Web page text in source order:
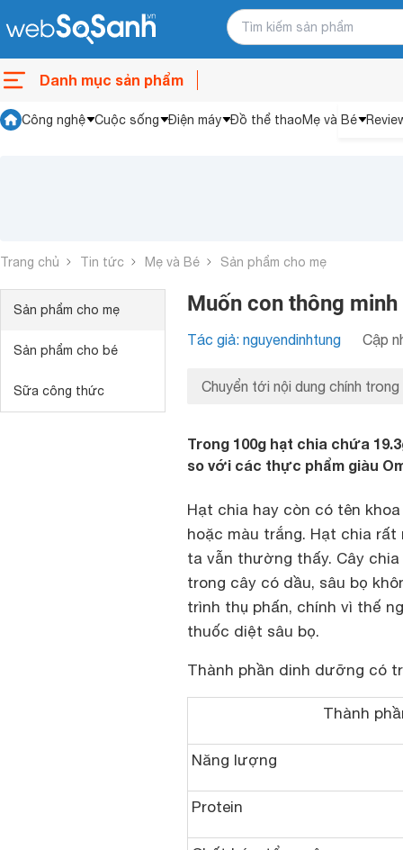
Danh mục sản phẩm
Công nghệ Cuộc sống Điện máy Đồ thể thaoMẹ và Bé
Trang chủ Tin tức Mẹ và Bé Sản phẩm cho mẹ
Sản phẩm cho mẹ
Sản phẩm cho bé
Sữa công thức
Muốn con thông
Tác giả: nguyendinhtung Cập
Chuyển tới nội dung chính trong
Trong 100g hạt chia chứa
so với các thực phẩm giàu
Hạt chia hay còn có tên
hoặc màu trắng. Hạt chia
ta vẫn thường thấy. Cây
trong cây có dầu, sâu bọ
trình thụ phấn, chính vì thế
thuốc diệt sâu bọ.
Thành phần dinh dưỡng có
Thành
Năng lượng
Protein